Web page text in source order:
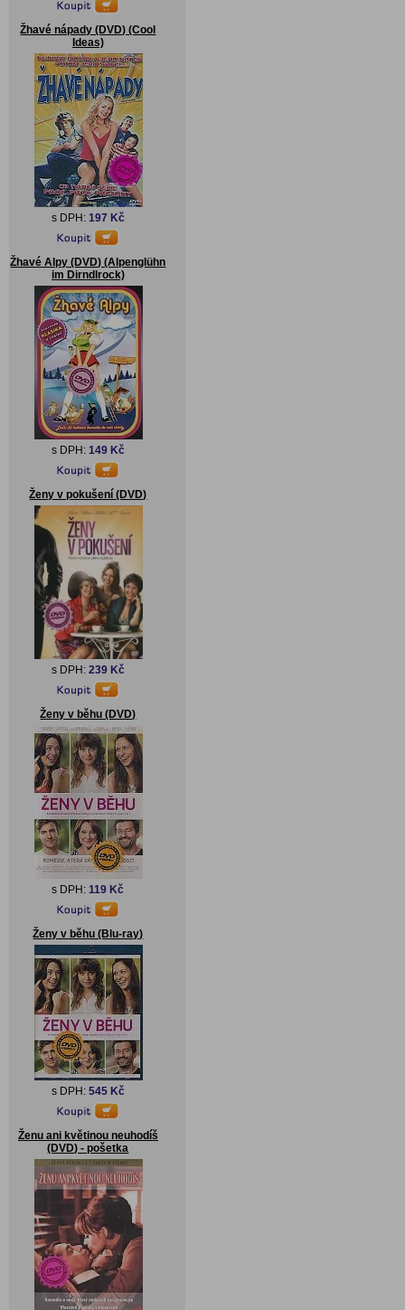
Žhavé nápady (DVD) (Cool
Ideas)
s DPH: 197 Kč
Žhavé Alpy (DVD) (Alpenglühn
im Dirndlrock)
s DPH: 149 Kč
Ženy v pokušení (DVD)
s DPH: 239 Kč
Ženy v běhu (DVD)
s DPH:119 Kč
Ženy v běhu (Blu-ray)
s DPH: 545 Kč
Ženu ani květinou neuhodíš
(DVD) - pošetka